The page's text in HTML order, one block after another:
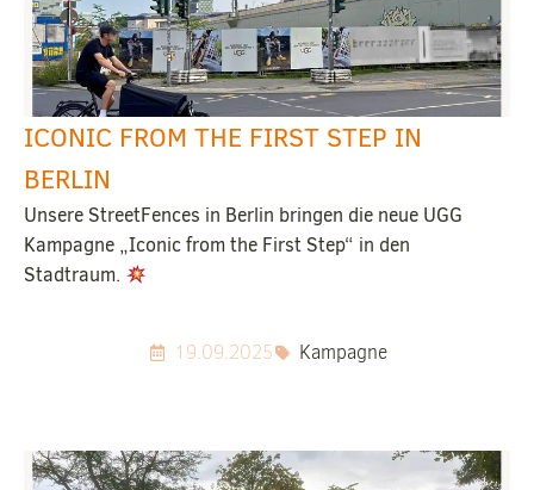
ICONIC FROM THE FIRST STEP IN
BERLIN
Unsere StreetFences in Berlin bringen die neue UGG
Kampagne „Iconic from the First Step“ in den
Stadtraum.
19.09.2025 Kampagne